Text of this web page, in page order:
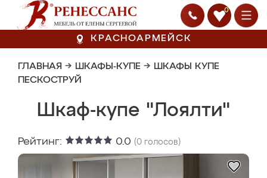
0
КРАСНОАРМЕЙСК
ГЛАВНАЯ → ШКАФЫ-КУПЕ → ШКАФЫ КУПЕ
ПЕСКОСТРУЙ
Шкаф-купе "Лоялти"
Рейтинг: 0.0 (0 голосов)